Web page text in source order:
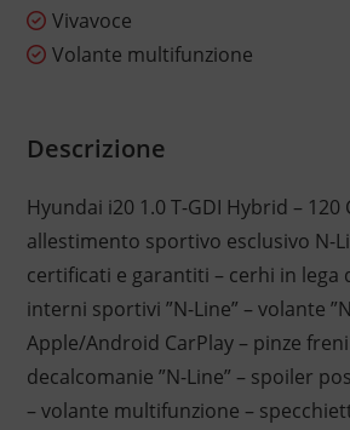
Vivavoce
Volante multifunzione
Descrizione
Hyundai i20 1.0 T-GDI Hybrid – 120
allestimento sportivo esclusivo N-
certificati e garantiti – cerhi in lega
interni sportivi ”N-Line” – volante
Apple/Android CarPlay – pinze freni
decalcomanie ”N-Line” – spoiler
– volante multifunzione –